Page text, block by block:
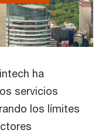
ha
servicios
los límites